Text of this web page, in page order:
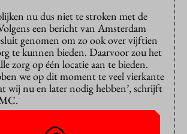
nu dus niet te stroken met de
een bericht van Amsterdam
genomen om zo ook over vijftien
te kunnen bieden. Daarvoor zou het
zorg op één locatie aan te bieden.
we op dit moment te veel vierkante
wij nu en later nodig hebben’, schrijft
UMC blijven onderzoek en